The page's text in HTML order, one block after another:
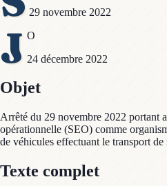
29 novembre 2022
J O
24 décembre 2022
Objet
Arrêté du 29 novembre 2022 portant
opérationnelle (SEO) comme
de véhicules effectuant le transport de
Texte complet